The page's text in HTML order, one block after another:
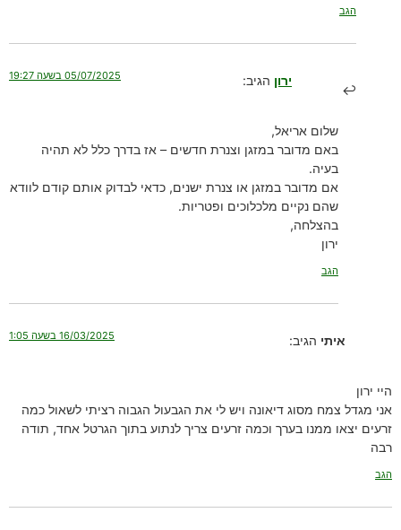
הגב
ירון הגיב: 05/07/2025 בשעה 19:27
שלום אריאל,
באם מדובר במזגן וצנרת חדשים – אז בדרך כלל לא תהיה
בעיה.
אם מדובר במזגן או צנרת ישנים, כדאי לבדוק אותם קודם לוודא
שהם נקיים מלכלוכים ופטריות.
בהצלחה,
ירון
הגב
איתי הגיב: 16/03/2025 בשעה 1:05
היי ירון
אני מגדל צמח מסוג דיאונה ויש לי את הגבעול הגבוה רציתי לשאול כמה
זרעים יצאו ממנו בערך וכמה זרעים צריך לנתוע בתוך הגרטל אחד, תודה
רבה
הגב